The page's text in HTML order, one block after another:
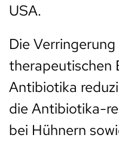
USA.
Die
therapeutischen
Antibiotika
die Antibiotika-
bei Hühnern